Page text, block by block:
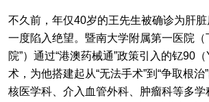
不久前，年仅40岁的王先生被确诊为肝脏
一度陷入绝望。暨南大学附属第一医院（
院”）通过“港澳药械通”政策引入的钇90
术，为他搭建起从“无法手术”到“争取根
核医学科、介入血管外科、肿瘤科等多